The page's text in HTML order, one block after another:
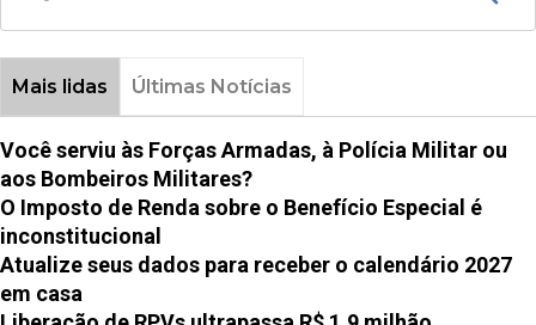
Mais lidas Últimas Notícias
Você serviu às Forças Armadas, à Polícia Militar ou
aos Bombeiros Militares?
O Imposto de Renda sobre o Benefício Especial é
inconstitucional
Atualize seus dados para receber o calendário 2027
em casa